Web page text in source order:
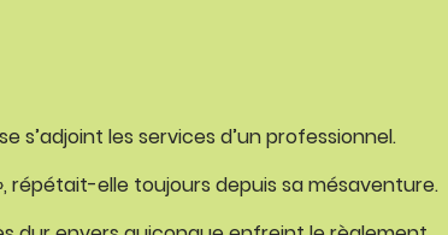
s’adjoint les services d’un professionnel.
répétait-elle toujours depuis sa mésaventure.